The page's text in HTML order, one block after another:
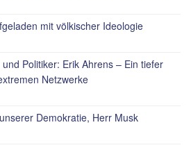
mit völkischer Ideologie
Politiker: Erik Ahrens – Ein tiefer
Netzwerke
Demokratie, Herr Musk